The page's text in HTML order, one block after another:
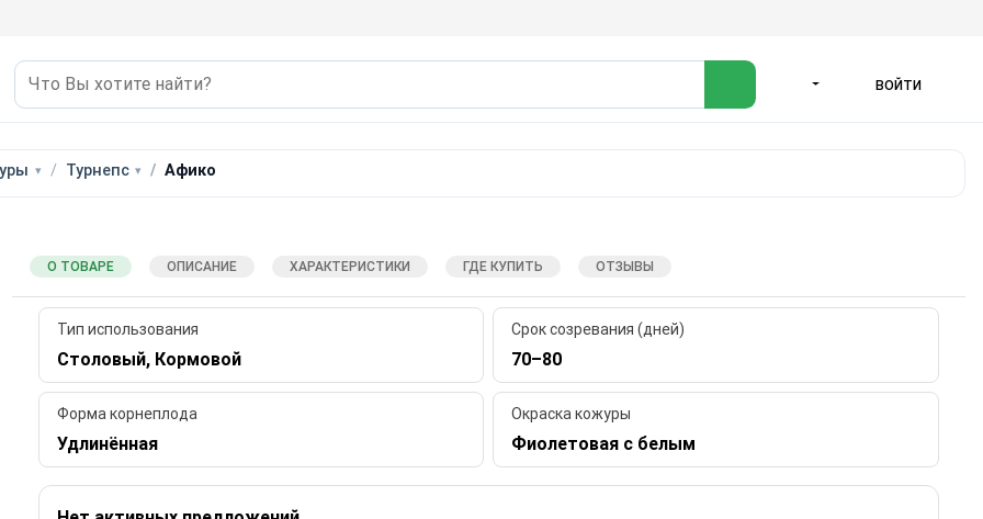
ВОЙТИ
Турнепс Афико
О ТОВАРЕ ОПИСАНИЕ ХАРАКТЕРИСТИКИ ГДЕ КУПИТЬ ОТЗЫВЫ
Тип использования
Столовый, Кормовой
Срок созревания (дней)
70–80
Форма корнеплода
Удлинённая
Окраска кожуры
Фиолетовая с белым